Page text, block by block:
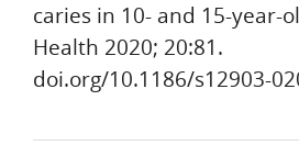
caries in 10- and 15-year-
Health 2020; 20:81.
doi.org/10.1186/s12903-